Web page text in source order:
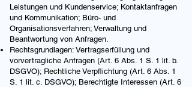
Leistungen und Kundenservice; Kontaktanfragen
und Kommunikation; Büro- und
Organisationsverfahren; Verwaltung und
Beantwortung von Anfragen.
Rechtsgrundlagen: Vertragserfüllung und
vorvertragliche Anfragen (Art. 6 Abs. 1 S. 1 lit. b.
DSGVO); Rechtliche Verpflichtung (Art. 6 Abs. 1
S. 1 lit. c. DSGVO); Berechtigte Interessen (Art. 6